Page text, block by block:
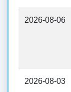
2026-08-06
2026-08-03